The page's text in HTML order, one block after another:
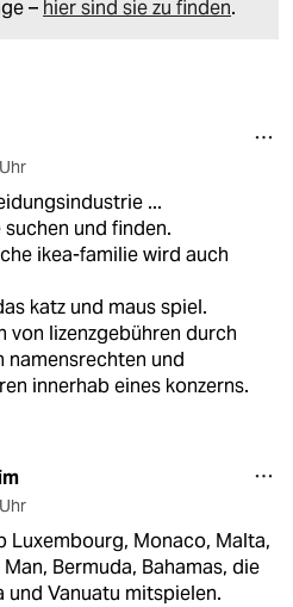
– hier sind sie zu finden.
...
und finden.
ikea-familie wird auch
katz und maus spiel.
von lizenzgebühren durch
namensrechten und
innerhab eines konzerns.
Luxembourg, Monaco, Malta,
Bermuda, Bahamas, die
und Vanuatu mitspielen.